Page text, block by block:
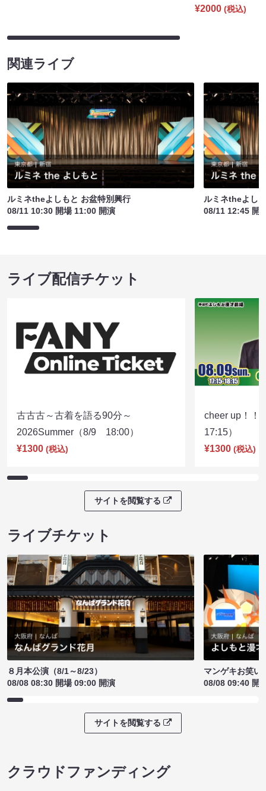
¥2000 (税込)
関連ライブ
ルミネtheよしもと お盆特別興行
08/11 10:30 開場 11:00 開演
ルミネtheよし
08/11 12:45 開
ライブ配信チケット
古古古～古着を語る90分～
2026Summer（8/9 18:00）
¥1300 (税込)
cheer up！
17:15）
¥1300 (税込)
サイトを閲覧する
ライブチケット
８月本公演（8/1～8/23）
08/08 08:30 開場 09:00 開演
マンゲキお笑い
08/08 09:40 開
サイトを閲覧する
クラウドファンディング